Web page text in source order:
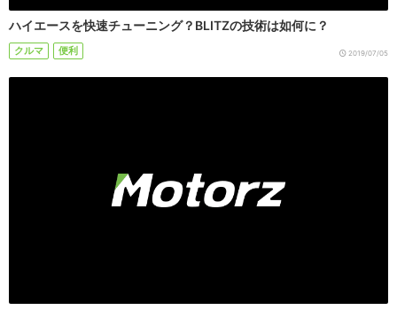
ハイエースを快速チューニング？BLITZの技術は如何に？
クルマ 便利 2019/07/05